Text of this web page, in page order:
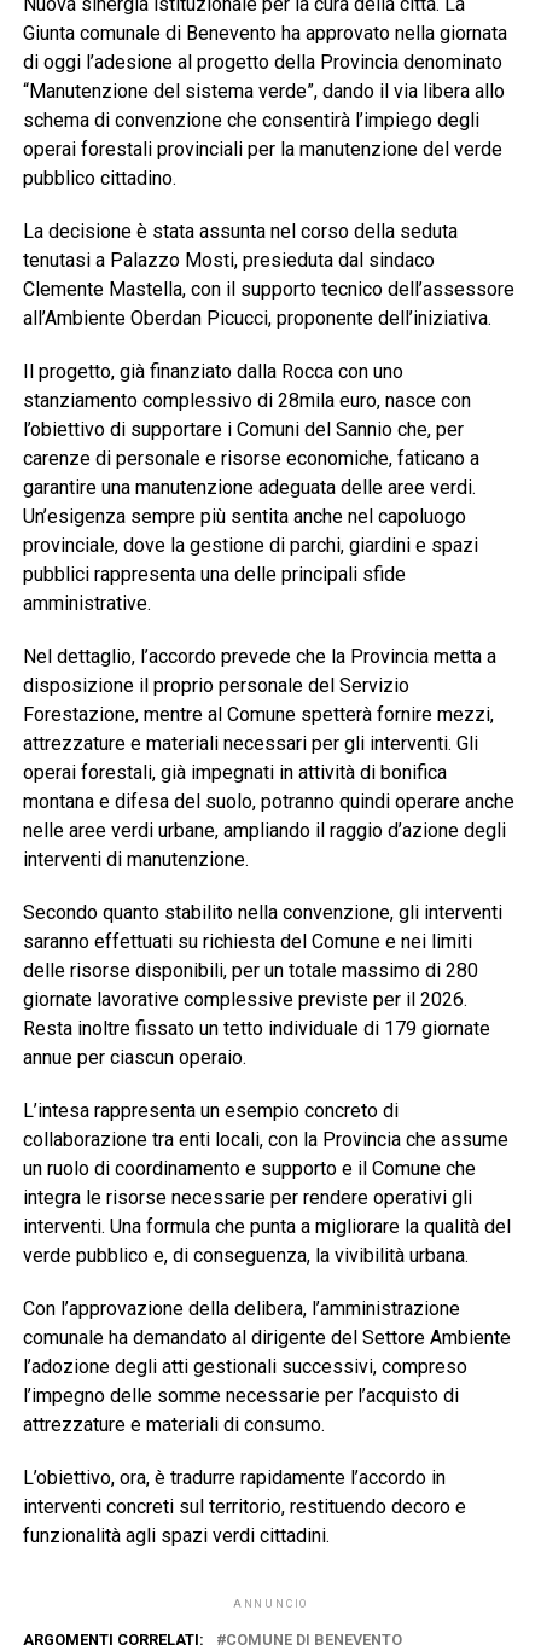
Giunta comunale di Benevento ha approvato nella giornata
di oggi l’adesione al progetto della Provincia denominato
“Manutenzione del sistema verde”, dando il via libera allo
schema di convenzione che consentirà l’impiego degli
operai forestali provinciali per la manutenzione del verde
pubblico cittadino.
La decisione è stata assunta nel corso della seduta
tenutasi a Palazzo Mosti, presieduta dal sindaco
Clemente Mastella, con il supporto tecnico dell’assessore
all’Ambiente Oberdan Picucci, proponente dell’iniziativa.
Il progetto, già finanziato dalla Rocca con uno
stanziamento complessivo di 28mila euro, nasce con
l’obiettivo di supportare i Comuni del Sannio che, per
carenze di personale e risorse economiche, faticano a
garantire una manutenzione adeguata delle aree verdi.
Un’esigenza sempre più sentita anche nel capoluogo
provinciale, dove la gestione di parchi, giardini e spazi
pubblici rappresenta una delle principali sfide
amministrative.
Nel dettaglio, l’accordo prevede che la Provincia metta a
disposizione il proprio personale del Servizio
Forestazione, mentre al Comune spetterà fornire mezzi,
attrezzature e materiali necessari per gli interventi. Gli
operai forestali, già impegnati in attività di bonifica
montana e difesa del suolo, potranno quindi operare anche
nelle aree verdi urbane, ampliando il raggio d’azione degli
interventi di manutenzione.
Secondo quanto stabilito nella convenzione, gli interventi
saranno effettuati su richiesta del Comune e nei limiti
delle risorse disponibili, per un totale massimo di 280
giornate lavorative complessive previste per il 2026.
Resta inoltre fissato un tetto individuale di 179 giornate
annue per ciascun operaio.
L’intesa rappresenta un esempio concreto di
collaborazione tra enti locali, con la Provincia che assume
un ruolo di coordinamento e supporto e il Comune che
integra le risorse necessarie per rendere operativi gli
interventi. Una formula che punta a migliorare la qualità del
verde pubblico e, di conseguenza, la vivibilità urbana.
Con l’approvazione della delibera, l’amministrazione
comunale ha demandato al dirigente del Settore Ambiente
l’adozione degli atti gestionali successivi, compreso
l’impegno delle somme necessarie per l’acquisto di
attrezzature e materiali di consumo.
L’obiettivo, ora, è tradurre rapidamente l’accordo in
interventi concreti sul territorio, restituendo decoro e
funzionalità agli spazi verdi cittadini.
ANNUNCIO
ARGOMENTI CORRELATI:
COMUNE DI BENEVENTO